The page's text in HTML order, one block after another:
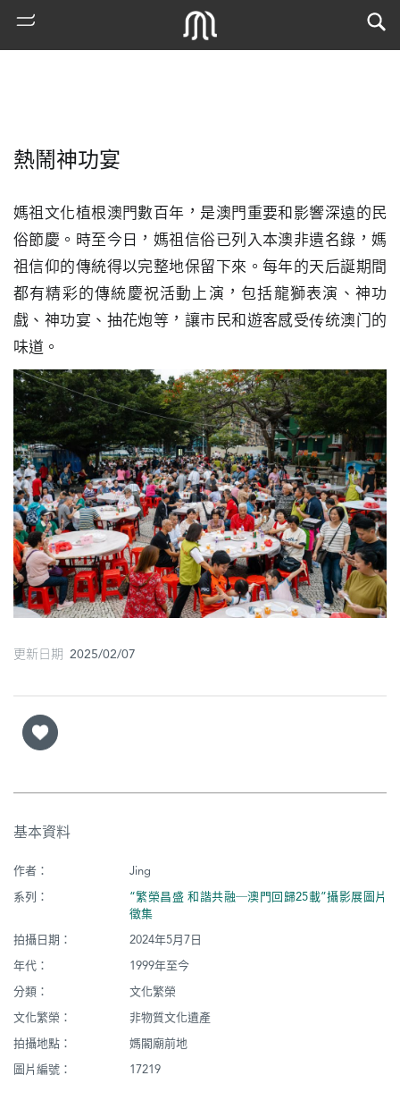
門
搜
古
地
圖
媽
閣
寺
廟
巴
士
教
熱鬧神功宴
媽祖文化植根澳門數百年，是澳門重要和影響深遠的民
俗節慶。時至今日，媽祖信俗已列入本澳非遺名錄，媽
祖信仰的傳統得以完整地保留下來。每年的天后誕期間
都有精彩的傳統慶祝活動上演，包括龍獅表演、神功
戲、神功宴、抽花炮等，讓市民和遊客感受传统澳门的
味道。
更新日期 2025/02/07
基本資料
作者：
Jing
系列：
“繁榮昌盛 和諧共融─澳門回歸25載”攝影展圖片
徵集
拍攝日期：
2024年5月7日
年代：
1999年至今
分類：
文化繁榮
文化繁榮：
非物質文化遺產
拍攝地點：
媽閣廟前地
圖片編號：
17219